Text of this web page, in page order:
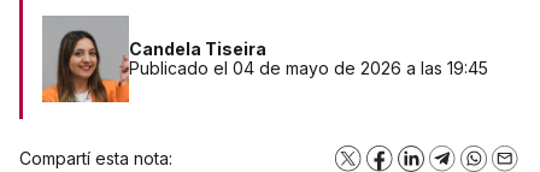
Candela Tiseira
Publicado el 04 de mayo de 2026 a las 19:45
Compartí esta nota: X Facebook
LinkedInTelegram